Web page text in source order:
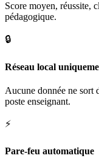
Score moyen, réussite,
pédagogique.
🔒
Réseau local
Aucune donnée ne sort
poste enseignant.
⚡
Pare-feu automatique